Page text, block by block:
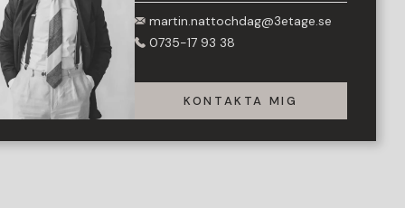
martin.nattochdag@3etage.se
0735-17 93 38
KONTAKTA MIG